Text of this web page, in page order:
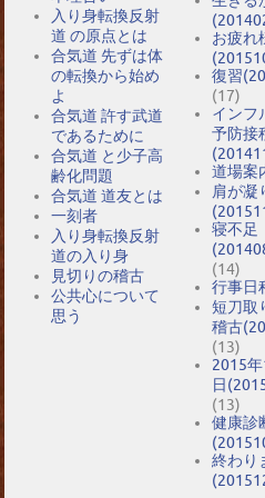
入り身転換反射
道 の原点とは
合気道 先ずは体
の転換から始め
よ
合気道 許す武道
であるために
合気道 と少子高
齢化問題
合気道 道友とは
一刻者
入り身転換反射
道の入り身
見切りの稽古
公共心について
思う
お疲れ
復習
(17)
インフ
予防接
道場案
肩が凝
寝不足
(14)
行事日
短刀取
稽古
(13)
2015
日
(13)
健康診
終わり